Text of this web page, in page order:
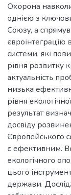
Охорона
однією з
Союзу, а
євроінтеграцію
системи, які
рівня розвитку
актуальність
низька
рівня
результат
досвіду
Європейського
є ефективним.
екологічного
цього
держави.